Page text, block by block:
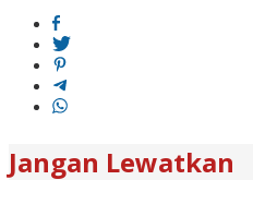
Jangan Lewatkan